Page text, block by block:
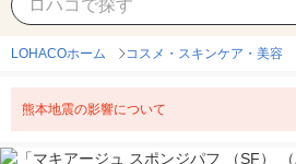
LOHACOホーム コスメ・スキンケア・美容
熊本地震の影響について